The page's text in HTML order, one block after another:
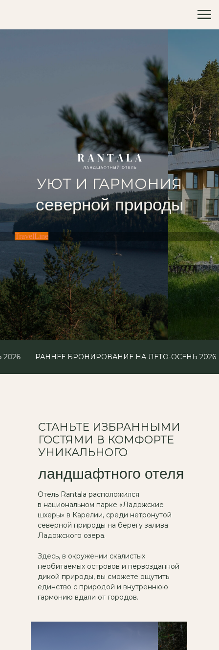
УЮТ И ГАРМОНИЯ
северной природы
РАННЕЕ БРОНИРОВАНИЕ НА ЛЕТО-ОСЕНЬ 2026
TravelLine
СТАНЬТЕ ИЗБРАННЫМИ
ГОСТЯМИ В КОМФОРТЕ
УНИКАЛЬНОГО
Отель Rantala расположился
в национальном парке «Ладожские
шхеры» в Карелии, среди нетронутой
северной природы на берегу залива
Ладожского озера.
Здесь, в окружении скалистых
необитаемых островов и первозданной
дикой природы, вы сможете ощутить
единство с природой и внутреннюю
гармонию вдали от городов.
ландшафтного отеля